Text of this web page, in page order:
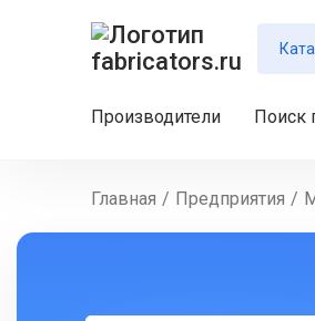
Производители Поиск
Главная / Предприятия /